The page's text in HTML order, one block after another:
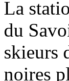
La
du
skieurs
noires